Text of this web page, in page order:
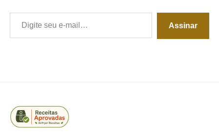
Digite seu e-mail…
Assinar